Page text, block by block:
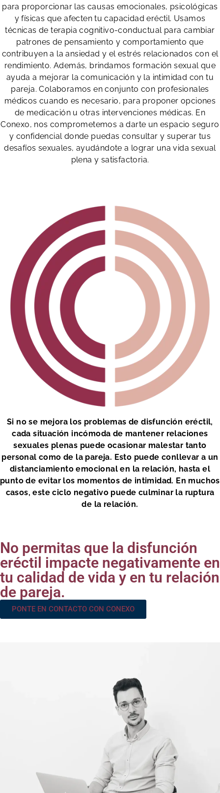
para proporcionar las causas emocionales, psicológicas
y físicas que afecten tu capacidad eréctil. Usamos
técnicas de terapia cognitivo-conductual para cambiar
patrones de pensamiento y comportamiento que
contribuyen a la ansiedad y el estrés relacionados con el
rendimiento. Además, brindamos formación sexual que
ayuda a mejorar la comunicación y la intimidad con tu
pareja. Colaboramos en conjunto con profesionales
médicos cuando es necesario, para proponer opciones
de medicación u otras intervenciones médicas. En
Conexo, nos comprometemos a darte un espacio seguro
y confidencial donde puedas consultar y superar tus
desafíos sexuales, ayudándote a lograr una vida sexual
plena y satisfactoria.
Si no se mejora los problemas de disfunción eréctil,
cada situación incómoda de mantener relaciones
sexuales plenas puede ocasionar malestar tanto
personal como de la pareja. Esto puede conllevar a un
distanciamiento emocional en la relación, hasta el
punto de evitar los momentos de intimidad. En muchos
casos, este ciclo negativo puede culminar la ruptura
de la relación.
No permitas que la disfunción
eréctil impacte negativamente en
tu calidad de vida y en tu relación
de pareja.
PONTE EN CONTACTO CON CONEXO